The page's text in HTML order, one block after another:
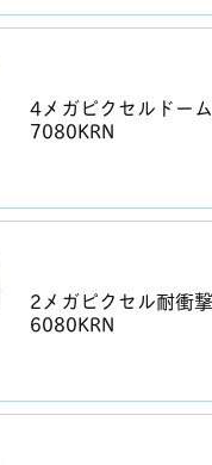
4メガピクセルドー
7080KRN
2メガピクセル耐衝
6080KRN